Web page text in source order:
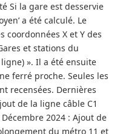
Si la gare est desservie
a été calculé. Le
coordonnées X et Y des
et stations du
». Il a été ensuite
ferré proche. Seules les
recensées. Dernières
de la ligne câble C1
2024 : Ajout de
du métro 11 et